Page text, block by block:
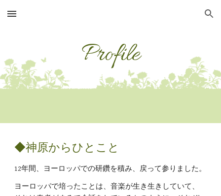
Skip to main content Skip to navigation
Profile
◆神原からひとこと
12年間、ヨーロッパでの研鑽を積み、戻って参りました。
ヨーロッパで培ったことは、音楽が生き生きしていて、